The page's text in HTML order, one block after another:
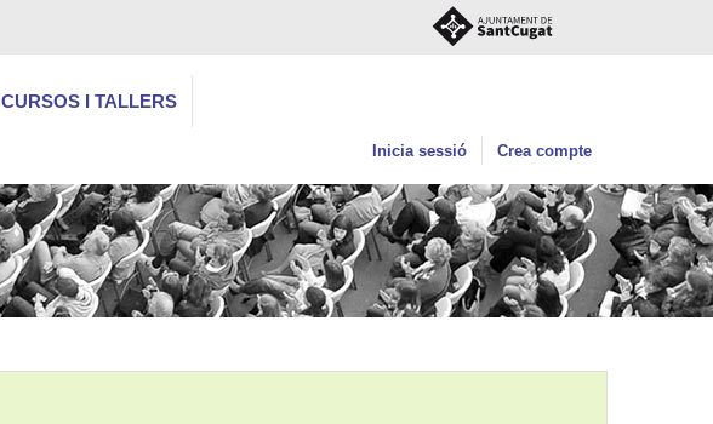
CURSOS I TALLERS
Inicia sessió Crea compte